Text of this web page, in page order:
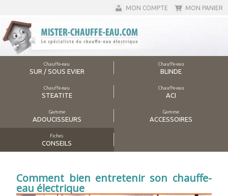
MON PANIER
MON COMPTE
Chauffe-eau
SUR / SOUS EVIER
Chauffe-eau
BLINDE
Chauffe-eau
STEATITE
Chauffe-eau
ACI
Gamme
ADOUCISSEURS
Gamme
ACCESSOIRES
Fiches
CONSEILS
Comment bien entretenir son chauffe-
eau électrique